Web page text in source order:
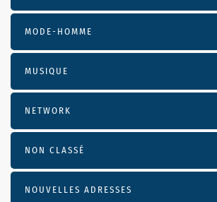
MODE-HOMME
MUSIQUE
NETWORK
NON CLASSÉ
NOUVELLES ADRESSES